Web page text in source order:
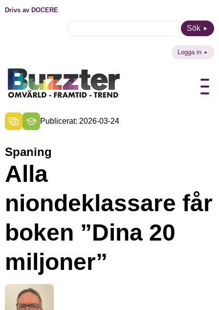
Drivs av DOCERE
Sök
Logga in
Publicerat: 2026-03-24
Spaning
Alla
niondeklassare får
boken ”Dina 20
miljoner”